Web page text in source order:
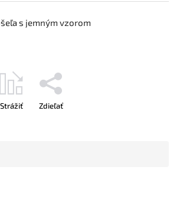
s jemným vzorom
Strážiť Zdieľať